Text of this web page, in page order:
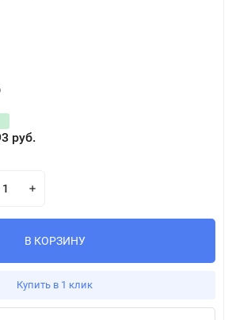
руб.
В КОРЗИНУ
Купить в 1 клик